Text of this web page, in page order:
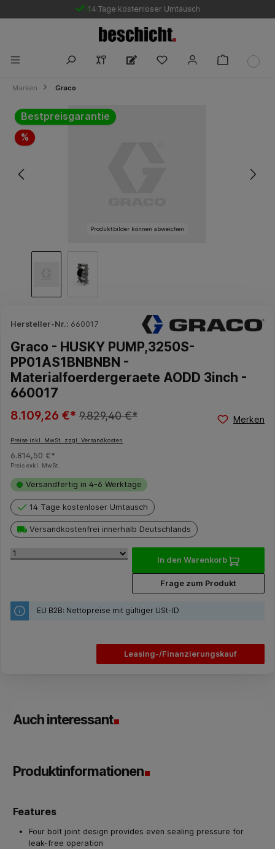
Gratis DE-Versand ab 250 €
14 Tage kostenloser Umtausch
Marken Graco
Bildergalerie überspringen
Bestpreisgarantie
%
Produktbilder können abweichen
Hersteller-Nr.: 660017
Graco - HUSKY PUMP,3250S-
PP01AS1BNBNBN -
Materialfoerdergeraete AODD 3inch -
660017
8.109,26 €* 9.829,40 €* Merken
Preise inkl. MwSt. zzgl. Versandkosten
6.814,50 €*
Preis exkl. MwSt.
Versandfertig in 4-6 Werktage
14 Tage kostenloser Umtausch
Versandkostenfrei innerhalb Deutschlands
In den Warenkorb
Frage zum Produkt
EU B2B: Nettopreise mit gültiger USt-ID
Leasing-/Finanzierungskauf
Auch interessant
Produktinformationen
Features
Four bolt joint design provides even sealing pressure for
leak-free operation